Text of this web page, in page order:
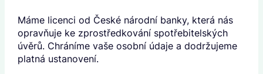
Máme licenci od České národní banky, která nás
opravňuje ke zprostředkování spotřebitelských
úvěrů. Chráníme vaše osobní údaje a dodržujeme
platná ustanovení.